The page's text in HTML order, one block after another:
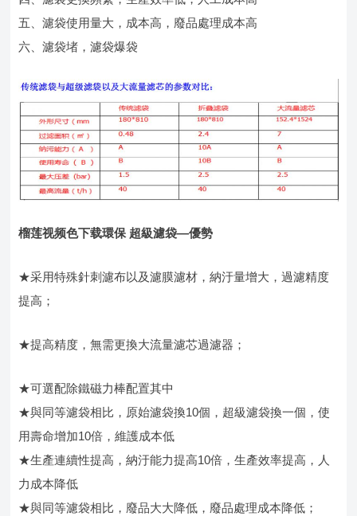
五、濾袋使用量大，成本高，廢品處理成本高
六、濾袋堵，濾袋爆袋
榴莲视频色下载環保 超級濾袋—優勢
★采用特殊針刺濾布以及濾膜濾材，納汙量增大，過濾精度
提高；
★提高精度，無需更換大流量濾芯過濾器；
★可選配除鐵磁力棒配置其中
★與同等濾袋相比，原始濾袋換10個，超級濾袋換一個，使
用壽命增加10倍，維護成本低
★生產連續性提高，納汙能力提高10倍，生產效率提高，人
力成本降低
★與同等濾袋相比，廢品大大降低，廢品處理成本降低；